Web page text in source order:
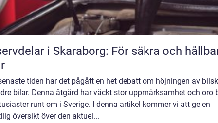
i Skaraborg: För säkra och
tiden har det pågått en het debatt om höjningen av
bilar. Denna åtgärd har väckt stor uppmärksamhet och oro
runt om i Sverige. I denna artikel kommer vi att ge en
översikt över den aktuel...